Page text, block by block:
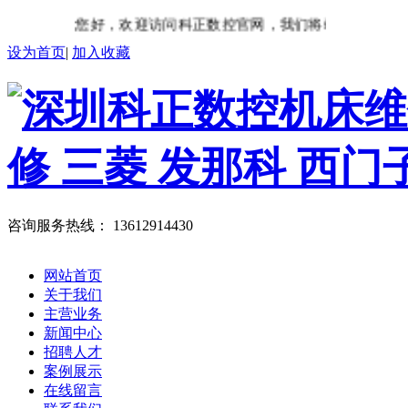
您好，欢迎访问科正数控官网，我们将竭诚为您服务
设为首页| 加入收藏
咨询服务热线： 13612914430
网站首页
关于我们
主营业务
新闻中心
招聘人才
案例展示
在线留言